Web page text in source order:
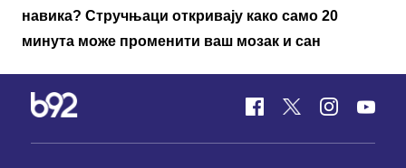
навика? Стручњаци откривају како само 20
минута може променити ваш мозак и сан